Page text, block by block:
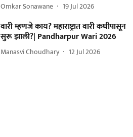
Omkar Sonawane 19 Jul 2026
वारी म्हणजे काय? महाराष्ट्रात वारी कधीपासून
सुरू झाली?| Pandharpur Wari 2026
Manasvi Choudhary 12 Jul 2026